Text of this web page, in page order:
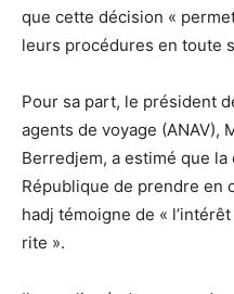
que cette décision «
leurs procédures en toute
Pour sa part, le président
agents de voyage (ANAV),
Berredjem, a estimé que
République de prendre en
hadj témoigne de « l’intérêt
rite ».